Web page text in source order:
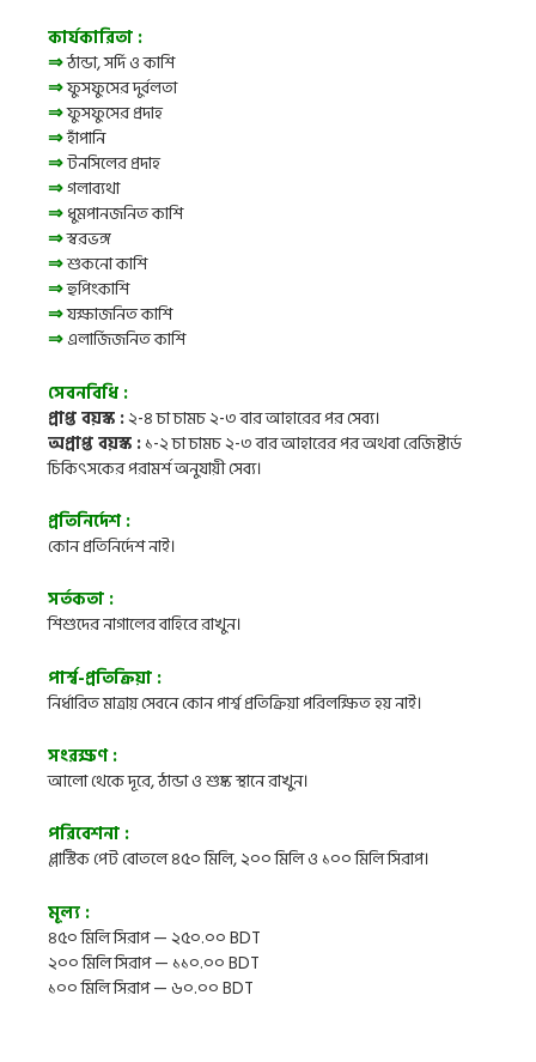
কার্যকারিতা :
⇒ঠান্ডা, সর্দি ও কাশি
⇒ফুসফুসের দুর্বলতা
⇒ফুসফুসের প্রদাহ
⇒হাঁপানি
⇒টনসিলের প্রদাহ
⇒গলাব্যথা
⇒ধুমপানজনিত কাশি
⇒স্বরভঙ্গ
⇒শুকনো কাশি
⇒হুপিংকাশি
⇒যক্ষাজনিত কাশি
⇒এলার্জিজনিত কাশি
সেবনবিধি :
প্রাপ্ত বয়স্ক :২-৪ চা চামচ ২-৩ বার আহারের পর সেব্য।
অপ্রাপ্ত বয়স্ক :১-২ চা চামচ ২-৩ বার আহারের পরঅথবা রেজিষ্টার্ড
চিকিৎসকেরপরামর্শ অনুযায়ী সেব্য।
প্রতিনির্দেশ :
কোন প্রতিনির্দেশ নাই।
সর্তকতা :
শিশুদের নাগালের বাহিরে রাখুন।
পার্শ্ব-প্রতিক্রিয়া :
নির্ধারিত মাত্রায় সেবনে কোন পার্শ্ব প্রতিক্রিয়া পরিলক্ষিত হয় নাই।
সংরক্ষণ :
আলো থেকে দূরে, ঠান্ডা ও শুষ্ক স্থানে রাখুন।
পরিবেশনা :
প্লাস্টিক পেট বোতলে ৪৫০ মিলি, ২০০ মিলি ও ১০০ মিলি সিরাপ।
মূল্য :
৪৫০ মিলি সিরাপ — ২৫০.০০ BDT
২০০ মিলি সিরাপ — ১১০.০০ BDT
১০০ মিলি সিরাপ — ৬০.০০ BDT